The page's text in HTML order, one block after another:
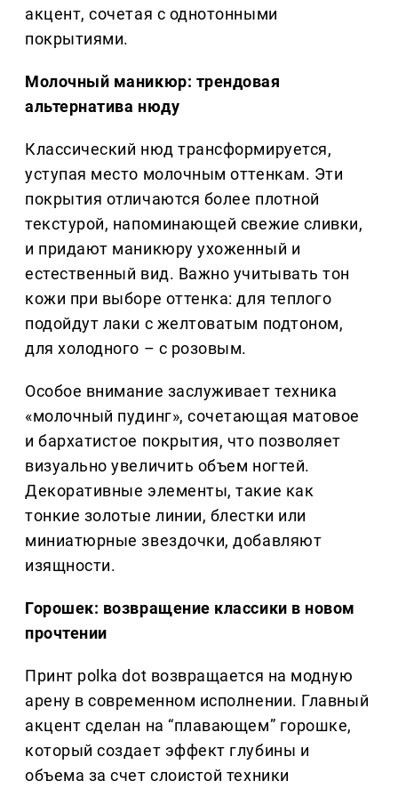
акцент, сочетая с однотонными
покрытиями.
Молочный маникюр: трендовая
альтернатива нюду
Классический нюд трансформируется,
уступая место молочным оттенкам. Эти
покрытия отличаются более плотной
текстурой, напоминающей свежие сливки,
и придают маникюру ухоженный и
естественный вид. Важно учитывать тон
кожи при выборе оттенка: для теплого
подойдут лаки с желтоватым подтоном,
для холодного – с розовым.
Особое внимание заслуживает техника
«молочный пудинг», сочетающая матовое
и бархатистое покрытия, что позволяет
визуально увеличить объем ногтей.
Декоративные элементы, такие как
тонкие золотые линии, блестки или
миниатюрные звездочки, добавляют
изящности.
Горошек: возвращение классики в новом
прочтении
Принт polka dot возвращается на модную
арену в современном исполнении. Главный
акцент сделан на “плавающем” горошке,
который создает эффект глубины и
объема за счет слоистой техники